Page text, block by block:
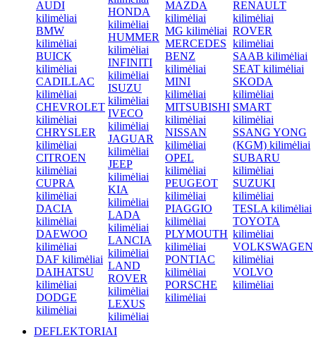
AUDI
kilimėliai
BMW
kilimėliai
BUICK
kilimėliai
CADILLAC
kilimėliai
CHEVROLET
kilimėliai
CHRYSLER
kilimėliai
CITROEN
kilimėliai
CUPRA
kilimėliai
DACIA
kilimėliai
DAEWOO
kilimėliai
DAF kilimėliai
DAIHATSU
kilimėliai
DODGE
kilimėliai
HONDA
kilimėliai
HUMMER
kilimėliai
INFINITI
kilimėliai
ISUZU
kilimėliai
IVECO
kilimėliai
JAGUAR
kilimėliai
JEEP
kilimėliai
KIA
kilimėliai
LADA
kilimėliai
LANCIA
kilimėliai
LAND
ROVER
kilimėliai
LEXUS
kilimėliai
MAZDA
kilimėliai
MG kilimėliai
MERCEDES
BENZ
kilimėliai
MINI
kilimėliai
MITSUBISHI
kilimėliai
NISSAN
kilimėliai
OPEL
kilimėliai
PEUGEOT
kilimėliai
PIAGGIO
kilimėliai
PLYMOUTH
kilimėliai
PONTIAC
kilimėliai
PORSCHE
kilimėliai
RENAULT
kilimėliai
ROVER
kilimėliai
SAAB kilimėliai
SEAT kilimėliai
SKODA
kilimėliai
SMART
kilimėliai
SSANG YONG
(KGM) kilimėliai
SUBARU
kilimėliai
SUZUKI
kilimėliai
TESLA kilimėliai
TOYOTA
kilimėliai
VOLKSWAGEN
kilimėliai
VOLVO
kilimėliai
DEFLEKTORIAI